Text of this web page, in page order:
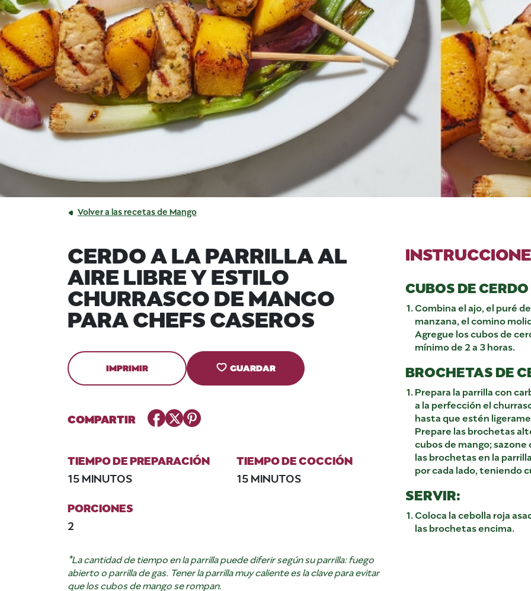
Volver a las recetas de Mango
CERDO A LA PARRILLA AL
AIRE LIBRE Y ESTILO
CHURRASCO DE MANGO
PARA CHEFS CASEROS
IMPRIMIR GUARDAR
COMPARTIR Facebook
TwitterPinterest
TIEMPO DE PREPARACIÓN
15 MINUTOS
TIEMPO DE COCCIÓN
15 MINUTOS
PORCIONES
2
*La cantidad de tiempo en la parrilla puede diferir según su parrilla: fuego
abierto o parrilla de gas. Tener la parrilla muy caliente es la clave para evitar
que los cubos de mango se rompan.
CUBOS DE
Combina el ajo, el puré
manzana, el comino
Agregue los cubos de
mínimo de 2 a 3 horas.
BROCHETAS DE
Prepara la parrilla con
a la perfección el
hasta que estén
Prepare las brochetas
cubos de mango;
las brochetas en la
por cada lado, teniendo
SERVIR:
Coloca la cebolla roja
las brochetas encima.